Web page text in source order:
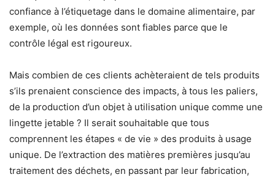
confiance à l’étiquetage dans le domaine alimentaire, par
exemple, où les données sont fiables parce que le
contrôle légal est rigoureux.
Mais combien de ces clients achèteraient de tels produits
s’ils prenaient conscience des impacts, à tous les paliers,
de la production d’un objet à utilisation unique comme une
lingette jetable ? Il serait souhaitable que tous
comprennent les étapes « de vie » des produits à usage
unique. De l’extraction des matières premières jusqu’au
traitement des déchets, en passant par leur fabrication,